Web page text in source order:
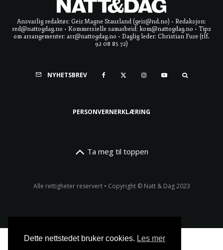
Ansvarlig redaktør: Geir Magne Staurland (geir@nd.no) • Redaksjon:
red@nattogdag.no • Kommersielle samarbeid: kom@nattogdag.no • Tips
om arrangementer: arr@nattogdag.no • Daglig leder: Christian Fure (tlf.
92 08 85 72)
NYHETSBREV
PERSONVERNERKLÆRING
Ta meg til toppen
Alle rettigheter reservert • Copyright © Natt & Dag 2023
Dette nettstedet bruker cookies. Les mer